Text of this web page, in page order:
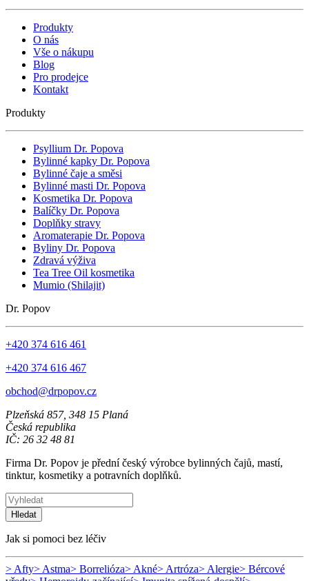
Produkty
O nás
Vše o nákupu
Blog
Pro prodejce
Kontakt
Produkty
Psyllium Dr. Popova
Bylinné kapky Dr. Popova
Bylinné čaje a směsi
Bylinné masti Dr. Popova
Kosmetika Dr. Popova
Balíčky Dr. Popova
Doplňky stravy
Aromaterapie Dr. Popova
Byliny Dr. Popova
Zdravá výživa
Tea Tree Oil kosmetika
Mumio (Shilajit)
Dr. Popov
+420 374 616 461
+420 374 616 467
obchod@drpopov.cz
Plzeňská 857, 348 15 Planá
Česká republika
IČ: 26 32 48 81
Firma Dr. Popov je přední český výrobce bylinných čajů, mastí,
tinktur, kosmetiky a potravních doplňků.
Hledat
Jak si pomoci bez léčiv
> Afty> Astma> Borrelióza> Akné> Artróza> Alergie> Bércové